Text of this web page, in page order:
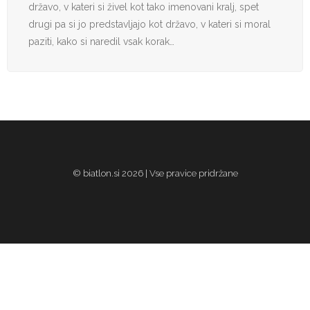
državo, v kateri si živel kot tako imenovani kralj, spet
drugi pa si jo predstavljajo kot državo, v kateri si moral
paziti, kako si naredil vsak korak…
© biatlon.si 2026 | Vse pravice pridržane